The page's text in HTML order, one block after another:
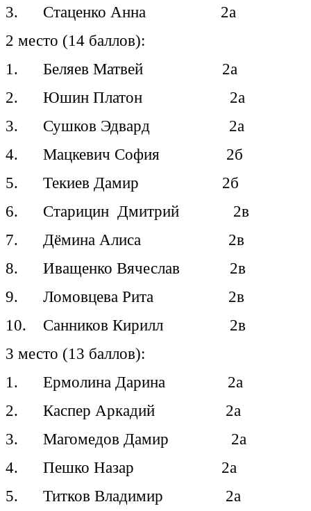
3. Стаценко Анна 2а
2 место (14 баллов):
1. Беляев Матвей 2а
2. Юшин Платон 2а
3. Сушков Эдвард 2а
4. Мацкевич София 2б
5. Текиев Дамир 2б
6. Старицин Дмитрий 2в
7. Дёмина Алиса 2в
8. Иващенко Вячеслав 2в
9. Ломовцева Рита 2в
10. Санников Кирилл 2в
3 место (13 баллов):
1. Ермолина Дарина 2а
2. Каспер Аркадий 2а
3. Магомедов Дамир 2а
4. Пешко Назар 2а
5. Титков Владимир 2а